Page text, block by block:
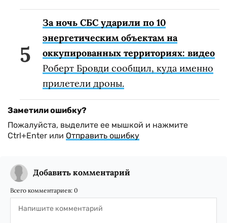
За ночь СБС ударили по 10
энергетическим объектам на
оккупированных территориях: видео
Роберт Бровди сообщил, куда именно
прилетели дроны.
Заметили ошибку?
Пожалуйста, выделите ее мышкой и нажмите
Ctrl+Enter или Отправить ошибку
Добавить комментарий
Всего комментариев: 0